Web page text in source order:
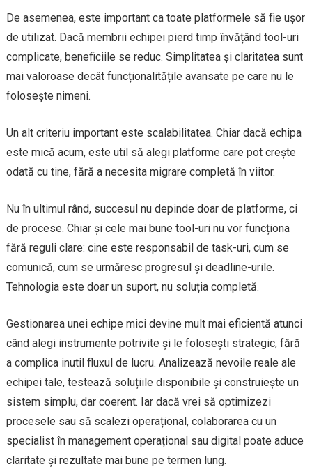
De asemenea, este important ca toate platformele să fie ușor
de utilizat. Dacă membrii echipei pierd timp învățând tool-uri
complicate, beneficiile se reduc. Simplitatea și claritatea sunt
mai valoroase decât funcționalitățile avansate pe care nu le
folosește nimeni.
Un alt criteriu important este scalabilitatea. Chiar dacă echipa
este mică acum, este util să alegi platforme care pot crește
odată cu tine, fără a necesita migrare completă în viitor.
Nu în ultimul rând, succesul nu depinde doar de platforme, ci
de procese. Chiar și cele mai bune tool-uri nu vor funcționa
fără reguli clare: cine este responsabil de task-uri, cum se
comunică, cum se urmăresc progresul și deadline-urile.
Tehnologia este doar un suport, nu soluția completă.
Gestionarea unei echipe mici devine mult mai eficientă atunci
când alegi instrumente potrivite și le folosești strategic, fără
a complica inutil fluxul de lucru. Analizează nevoile reale ale
echipei tale, testează soluțiile disponibile și construiește un
sistem simplu, dar coerent. Iar dacă vrei să optimizezi
procesele sau să scalezi operațional, colaborarea cu un
specialist în management operațional sau digital poate aduce
claritate și rezultate mai bune pe termen lung.